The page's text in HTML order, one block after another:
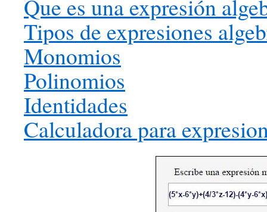
Que es una expresión
Tipos de expresiones
Monomios
Polinomios
Identidades
Calculadora para